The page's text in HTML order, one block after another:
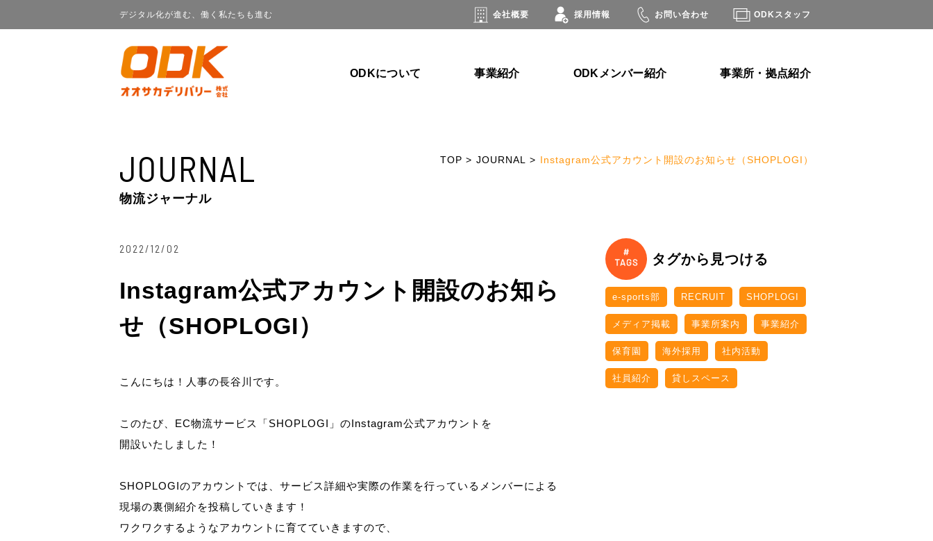
デジタル化が進む、働く私たちも進む 会社概要 採用情報 お問い合わせ ODKスタッフ
ODKについて 事業紹介 ODKメンバー紹介 事業所・拠点紹介
TOP > JOURNAL > Instagram公式アカウント開設のお知らせ（SHOPLOGI）
JOURNAL
物流ジャーナル
2022/12/02
Instagram公式アカウント開設のお知ら
せ（SHOPLOGI）
こんにちは！人事の長谷川です。
このたび、EC物流サービス「SHOPLOGI」のInstagram公式アカウントを
開設いたしました！
SHOPLOGIのアカウントでは、サービス詳細や実際の作業を行っているメンバーによる
現場の裏側紹介を投稿していきます！
ワクワクするようなアカウントに育てていきますので、
タグから見つける
e-sports部 RECRUIT SHOPLOGI
メディア掲載 事業所案内 事業紹介
保育園 海外採用 社内活動
社員紹介 貸しスペース